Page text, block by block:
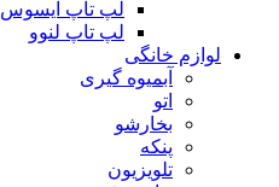
لپ تاپ ایسوس
لپ تاپ لنوو
لوازم خانگی
آبمیوه گیری
اتو
بخارشو
پنکه
تلویزیون